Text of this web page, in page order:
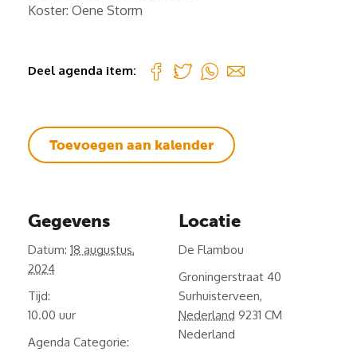
Koster: Oene Storm
Deel agenda item:
Toevoegen aan kalender
Gegevens
Datum: 18 augustus,
2024
Tijd:
10.00
Agenda Categorie:
Locatie
De Flambou
Groningerstraat 40
Surhuisterveen,
Nederland 9231 CM
Nederland